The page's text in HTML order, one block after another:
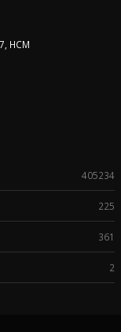
HCM
405234
225
361
2